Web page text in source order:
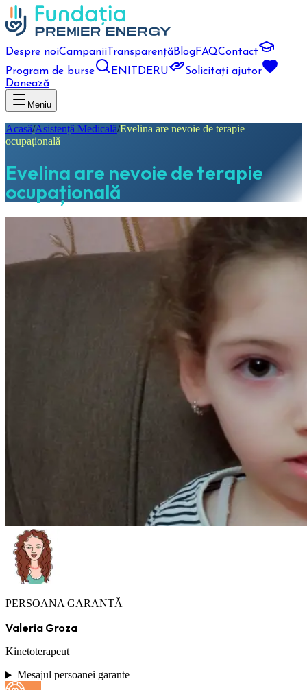
Despre noiCampanii TransparențăBlogFAQContact
Program de burse
EN DERU
Solicitați ajutor
Donează
Meniu
Acasă/Asistență Medicală/Evelina are nevoie de terapie
ocupațională
Evelina are nevoie de terapie
ocupațională
PERSOANA GARANTĂ
Valeria Groza
Kinetoterapeut
Mesajul persoanei garante